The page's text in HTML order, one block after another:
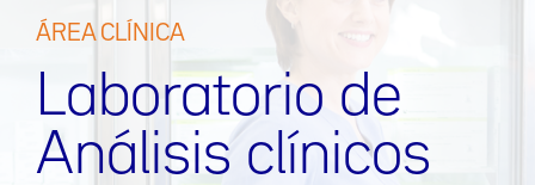
ÁREA CLÍNICA
Laboratorio de
Análisis clínicos